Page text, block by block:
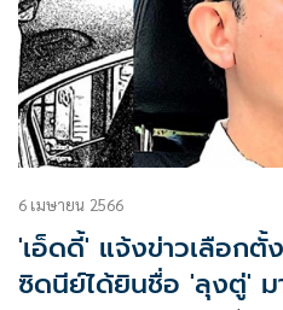
6 เมษายน 2566
'เอ็ดดี้' แจ้งข่าวเลือก
ซิดนีย์ได้ยินชื่อ 'ลุงตู่'